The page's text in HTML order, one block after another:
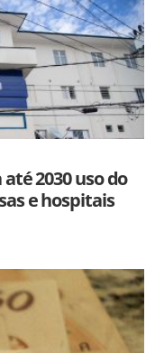
2030 uso do
e hospitais